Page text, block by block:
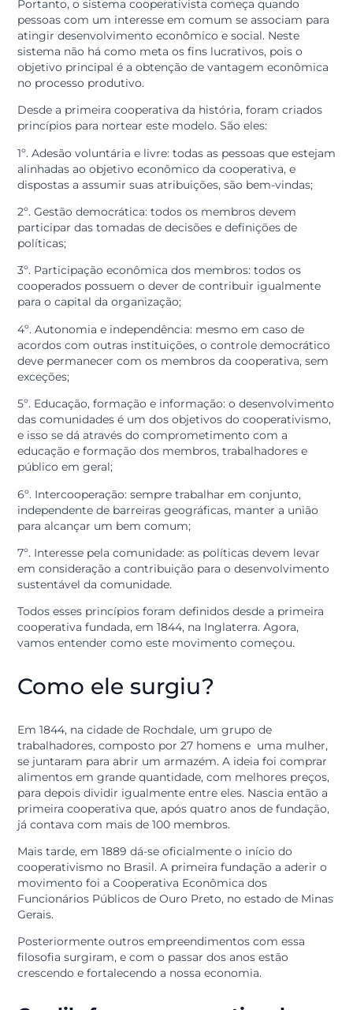
Por definição, segundo o Dicionário Michaelis, o
cooperativismo é um “sistema econômico e social em
que a cooperação é a base sobre que se constroem
Portanto, o sistema cooperativista começa quando
pessoas com um interesse em comum se associam
atingir desenvolvimento econômico e social. Neste
sistema não há como meta os fins lucrativos, pois o
no processo produtivo.
Desde a primeira cooperativa da história, foram
princípios para nortear este modelo. São eles:
1º. Adesão voluntária e livre: todas as pessoas que
alinhadas ao objetivo econômico da cooperativa, e
dispostas a assumir suas atribuições, são bem-vindas;
2º. Gestão democrática: todos os membros devem
participar das tomadas de decisões e definições de
3º. Participação econômica dos membros: todos os
cooperados possuem o dever de contribuir
para o capital da organização;
4º. Autonomia e independência: mesmo em caso de
acordos com outras instituições, o controle
deve permanecer com os membros da cooperativa,
5º. Educação, formação e informação: o
das comunidades é um dos objetivos do
e isso se dá através do comprometimento com a
educação e formação dos membros, trabalhadores e
público em geral;
independente de barreiras geográficas, manter a união
7º. Interesse pela comunidade: as políticas devem
em consideração a contribuição para o
sustentável da comunidade.
Todos esses princípios foram definidos desde a
cooperativa fundada, em 1844, na Inglaterra. Agora,
Como ele surgiu?
Em 1844, na cidade de Rochdale, um grupo de
trabalhadores, composto por 27 homens e uma
se juntaram para abrir um armazém. A ideia foi
para depois dividir igualmente entre eles. Nascia